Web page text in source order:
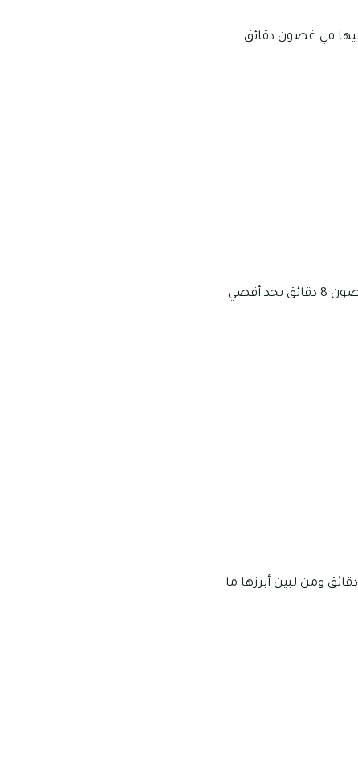
في غضون دقائق
تحظى شعبية الوطاة بوجود الكثير من محلات البقالة والسوبرماركت التي يمكن الوصول في غضون 8 دقائق بحد أقصي
ومن لبين أبرزها ما